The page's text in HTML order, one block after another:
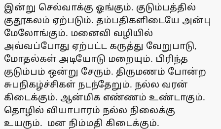
இன்று செல்வாக்கு ஓங்கும். குடும்பத்தில்
குதூகலம் ஏற்படும். தம்பதிகளிடையே அன்பு
மேலோங்கும். மனைவி வழியில்
அவ்வப்போது ஏற்பட்ட கருத்து வேறுபாடு,
மோதல்கள் அடியோடு மறையும். பிரிந்த
குடும்பம் ஒன்று சேரும். திருமணம் போன்ற
சுபநிகழ்ச்சிகள் நடந்தேறும். நல்ல வரன்
கிடைக்கும். ஆன்மிக எண்ணம் உண்டாகும்.
தொழில் வியாபாரம் நல்ல நிலைக்கு
உயரும். மன நிம்மதி கிடைக்கும்.